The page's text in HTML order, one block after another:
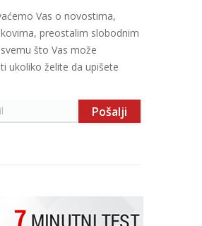
Vas o novostima,
preostalim slobodnim
što Vas može
ukoliko želite da upišete